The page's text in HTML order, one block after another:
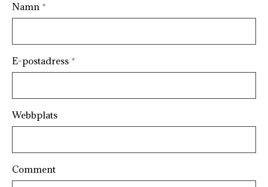
Namn *
E-postadress *
Webbplats
Comment